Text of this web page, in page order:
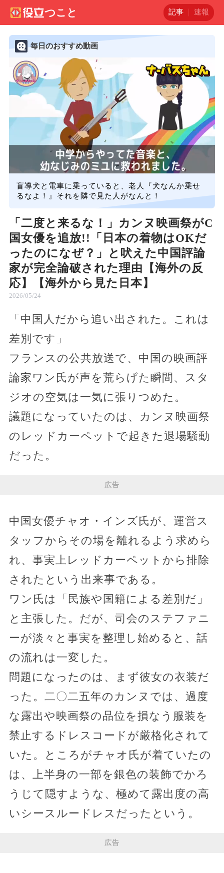
記事 速報
毎日のおすすめ動画
盲導犬と電車に乗っていると、老人『犬なんか乗せ
るなよ！』それを隣で見た人がなんと！
「二度と来るな！」カンヌ映画祭がC
国女優を追放!!「日本の着物はOKだ
ったのになぜ？」と吠えた中国評論
家が完全論破された理由【海外の反
応】【海外から見た日本】
2026/05/24
「中国人だから追い出された。これは
差別です」
フランスの公共放送で、中国の映画評
論家ワン氏が声を荒らげた瞬間、スタ
ジオの空気は一気に張りつめた。
議題になっていたのは、カンヌ映画祭
のレッドカーペットで起きた退場騒動
だった。
広告
中国女優チャオ・インズ氏が、運営ス
タッフからその場を離れるよう求めら
れ、事実上レッドカーペットから排除
されたという出来事である。
ワン氏は「民族や国籍による差別だ」
と主張した。だが、司会のステファニ
ーが淡々と事実を整理し始めると、話
の流れは一変した。
問題になったのは、まず彼女の衣装だ
った。二〇二五年のカンヌでは、過度
な露出や映画祭の品位を損なう服装を
禁止するドレスコードが厳格化されて
いた。ところがチャオ氏が着ていたの
は、上半身の一部を銀色の装飾でかろ
うじて隠すような、極めて露出度の高
いシースルードレスだったという。
広告